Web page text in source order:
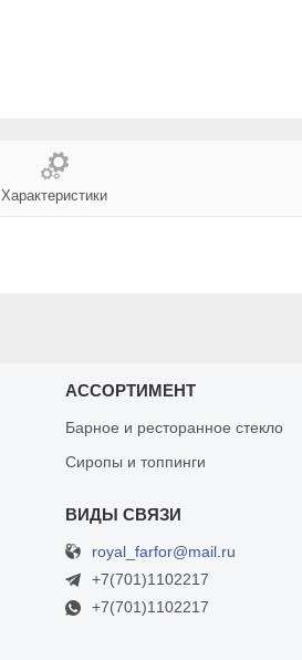
Характеристики
АССОРТИМЕНТ
Барное и ресторанное стекло
Сиропы и топпинги
royal_farfor@mail.ru
+7(701)1102217
+7(701)1102217